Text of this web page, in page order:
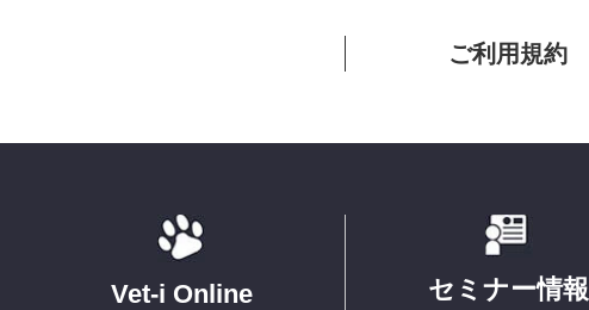
ご利用規約
Vet-i Online セミナー情報